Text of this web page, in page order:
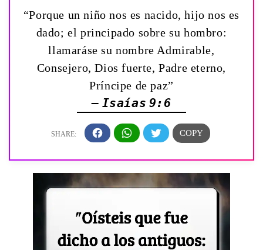
“Porque un niño nos es nacido, hijo nos es
dado; el principado sobre su hombro:
llamaráse su nombre Admirable,
Consejero, Dios fuerte, Padre eterno,
Príncipe de paz”
— Isaías 9:6